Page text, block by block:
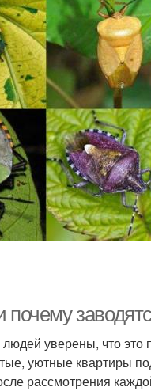
уверены, что это
уютные квартиры
рассмотрения